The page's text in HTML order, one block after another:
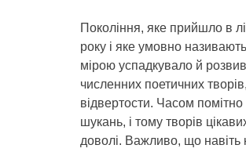
Покоління, яке прийшло в
року і яке умовно
мірою успадкувало й
численних поетичних
відвертости. Часом
шукань, і тому творів
доволі. Важливо, що навіть